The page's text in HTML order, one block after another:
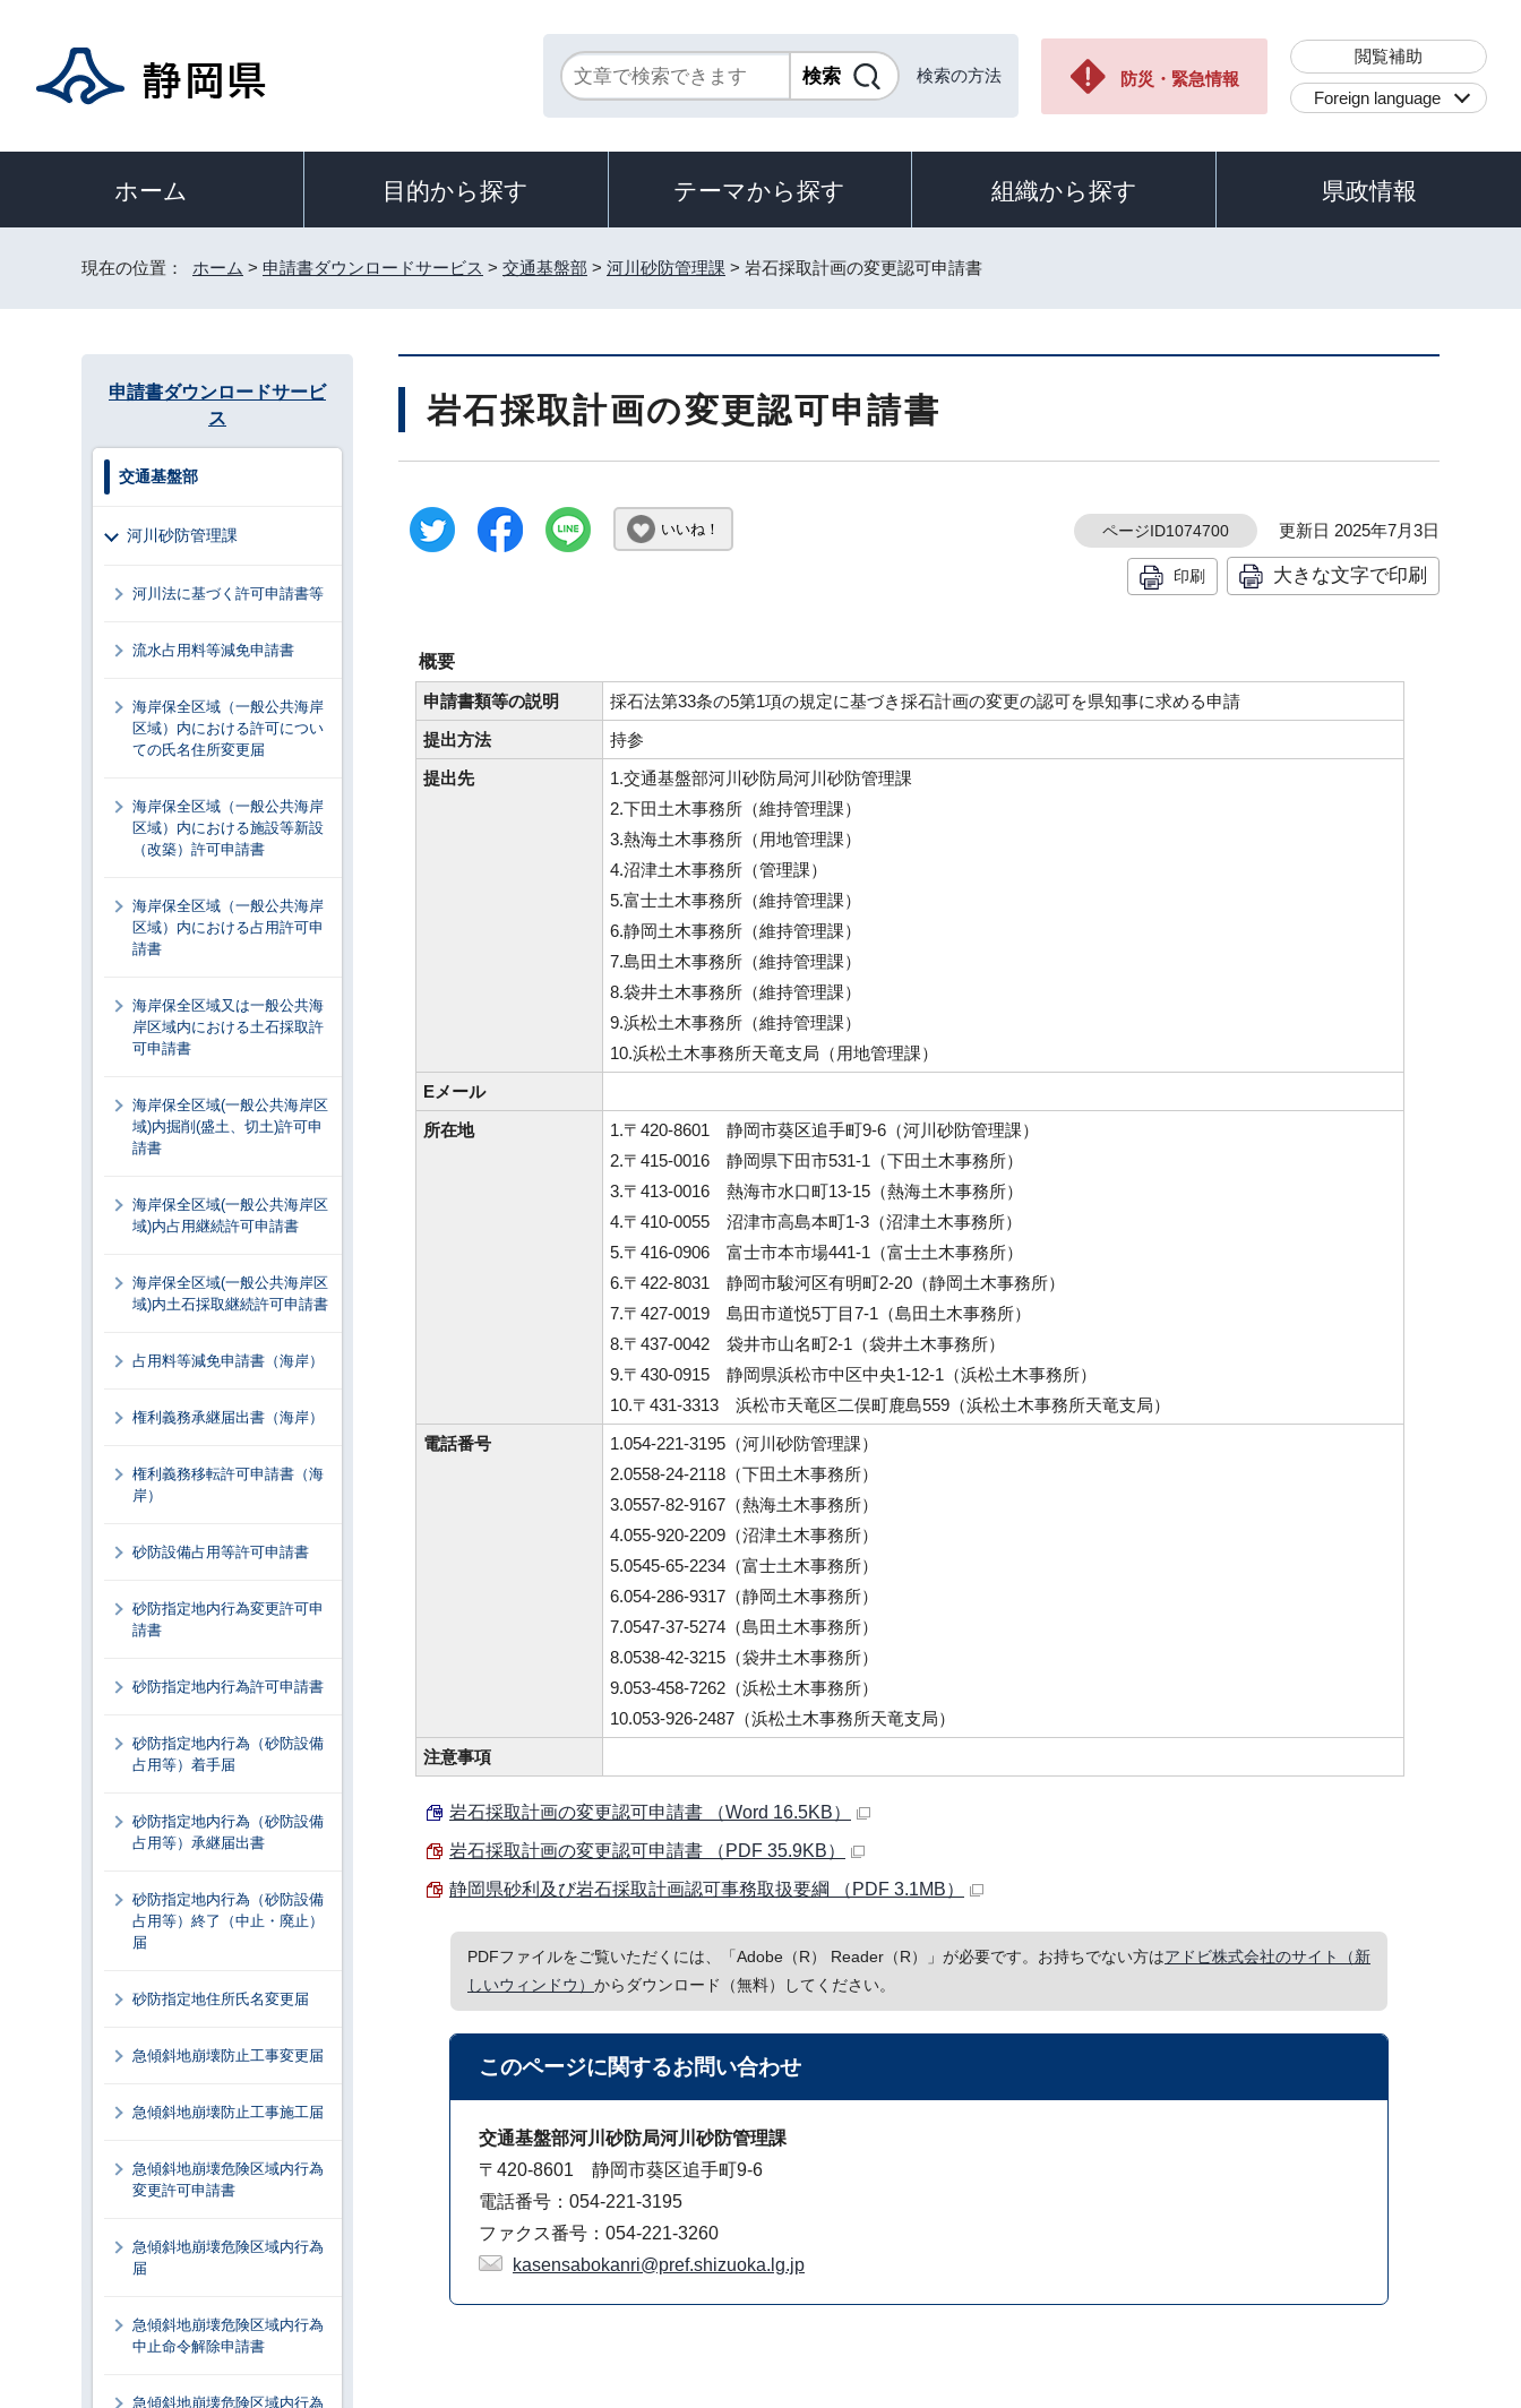
検索の方法 防災・緊急情報
閲覧補助
Foreign language
ホーム 目的から探す テーマから探す 組織から探す 県政情報
現在の位置： ホーム > 申請書ダウンロードサービス > 交通基盤部 > 河川砂防管理課 > 岩石採取計画の変更認可申請書
岩石採取計画の変更認可申請書
いいね！ ページID1074700 更新日 2025年7月3日
印刷 大きな文字で印刷
概要
申請書類等の説明
採石法第33条の5第1項の規定に基づき採石計画の変更の認可を県知事に求める申請
提出方法
持参
提出先
1.交通基盤部河川砂防局河川砂防管理課
2.下田土木事務所（維持管理課）
3.熱海土木事務所（用地管理課）
4.沼津土木事務所（管理課）
5.富士土木事務所（維持管理課）
6.静岡土木事務所（維持管理課）
7.島田土木事務所（維持管理課）
8.袋井土木事務所（維持管理課）
9.浜松土木事務所（維持管理課）
10.浜松土木事務所天竜支局（用地管理課）
Eメール
所在地
1.〒420-8601 静岡市葵区追手町9-6（河川砂防管理課）
2.〒415-0016 静岡県下田市531-1（下田土木事務所）
3.〒413-0016 熱海市水口町13-15（熱海土木事務所）
4.〒410-0055 沼津市高島本町1-3（沼津土木事務所）
5.〒416-0906 富士市本市場441-1（富士土木事務所）
6.〒422-8031 静岡市駿河区有明町2-20（静岡土木事務所）
7.〒427-0019 島田市道悦5丁目7-1（島田土木事務所）
8.〒437-0042 袋井市山名町2-1（袋井土木事務所）
9.〒430-0915 静岡県浜松市中区中央1-12-1（浜松土木事務所）
10.〒431-3313 浜松市天竜区二俣町鹿島559（浜松土木事務所天竜支局）
電話番号
1.054-221-3195（河川砂防管理課）
2.0558-24-2118（下田土木事務所）
3.0557-82-9167（熱海土木事務所）
4.055-920-2209（沼津土木事務所）
5.0545-65-2234（富士土木事務所）
6.054-286-9317（静岡土木事務所）
7.0547-37-5274（島田土木事務所）
8.0538-42-3215（袋井土木事務所）
9.053-458-7262（浜松土木事務所）
10.053-926-2487（浜松土木事務所天竜支局）
注意事項
岩石採取計画の変更認可申請書 （Word 16.5KB）
岩石採取計画の変更認可申請書 （PDF 35.9KB）
静岡県砂利及び岩石採取計画認可事務取扱要綱 （PDF 3.1MB）
PDFファイルをご覧いただくには、「Adobe（R） Reader（R）」が必要です。お持ちでない方はアドビ株式会社のサイト（新
しいウィンドウ） からダウンロード（無料）してください。
このページに関するお問い合わせ
交通基盤部河川砂防局河川砂防管理課
〒420-8601 静岡市葵区追手町9-6
電話番号：054-221-3195
ファクス番号：054-221-3260
kasensabokanri@pref.shizuoka.lg.jp
申請書ダウンロードサービ
ス
交通基盤部
河川砂防管理課
河川法に基づく許可申請書等
流水占用料等減免申請書
海岸保全区域（一般公共海岸
区域）内における許可につい
ての氏名住所変更届
海岸保全区域（一般公共海岸
区域）内における施設等新設
（改築）許可申請書
海岸保全区域（一般公共海岸
区域）内における占用許可申
請書
海岸保全区域又は一般公共海
岸区域内における土石採取許
可申請書
海岸保全区域(一般公共海岸区
域)内掘削(盛土、切土)許可申
請書
海岸保全区域(一般公共海岸区
域)内占用継続許可申請書
海岸保全区域(一般公共海岸区
域)内土石採取継続許可申請書
占用料等減免申請書（海岸）
権利義務承継届出書（海岸）
権利義務移転許可申請書（海
岸）
砂防設備占用等許可申請書
砂防指定地内行為変更許可申
請書
砂防指定地内行為許可申請書
砂防指定地内行為（砂防設備
占用等）着手届
砂防指定地内行為（砂防設備
占用等）承継届出書
砂防指定地内行為（砂防設備
占用等）終了（中止・廃止）
届
砂防指定地住所氏名変更届
急傾斜地崩壊防止工事変更届
急傾斜地崩壊防止工事施工届
急傾斜地崩壊危険区域内行為
変更許可申請書
急傾斜地崩壊危険区域内行為
届
急傾斜地崩壊危険区域内行為
中止命令解除申請書
急傾斜地崩壊危険区域内行為